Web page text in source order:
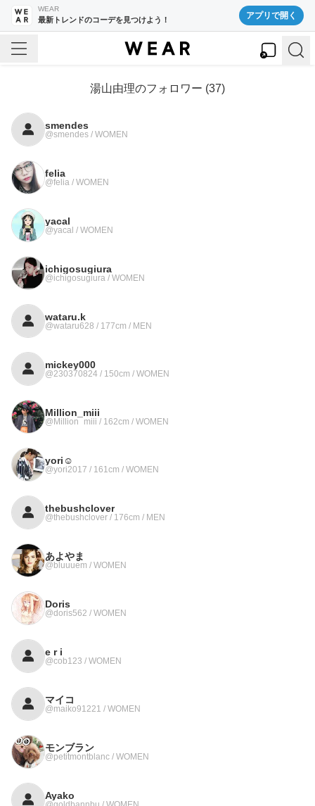
WEAR
最新トレンドのコーデを見つけよう！ アプリで開く
湯山由理のフォロワー (37)
smendes
@smendes / WOMEN
felia
@felia / WOMEN
yacal
@yacal / WOMEN
ichigosugiura
@ichigosugiura / WOMEN
wataru.k
@wataru628 / 177cm / MEN
mickey000
@230370824 / 150cm / WOMEN
Million_miii
@Million_miii / 162cm / WOMEN
yori☺︎︎
@yori2017 / 161cm / WOMEN
thebushclover
@thebushclover / 176cm / MEN
あよやま
@bluuuem / WOMEN
Doris
@doris562 / WOMEN
e r i
@cob123 / WOMEN
マイコ
@maiko91221 / WOMEN
モンブラン
@petitmontblanc / WOMEN
Ayako